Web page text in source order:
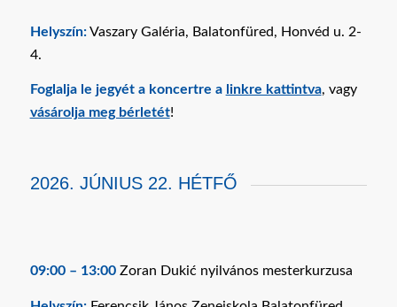
Helyszín:Vaszary Galéria, Balatonfüred, Honvéd u. 2-
4.
Foglalja le jegyét a koncertre a linkre kattintva, vagy
vásárolja meg bérletét!
2026. JÚNIUS 22. HÉTFŐ
09:00 – 13:00 Zoran Dukić nyilvános mesterkurzusa